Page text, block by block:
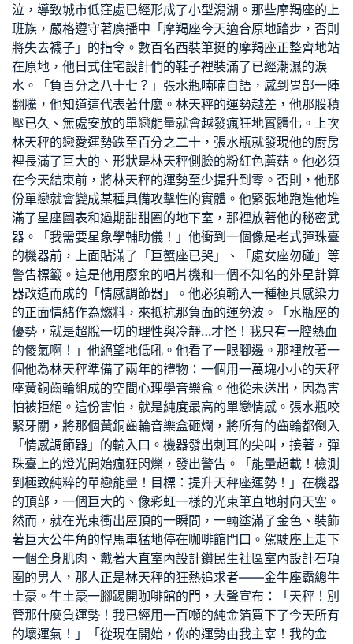
泣，導致城市低窪處已經形成了小型潟湖。那些摩羯座的上
班族，嚴格遵守著廣播中「摩羯座今天適合原地踏步，否則
將失去襪子」的指令。數百名西裝筆挺的摩羯座正整齊地站
在原地，他 日式住宅設計們的鞋子裡裝滿了已經潮濕的淚
水。「負百分之八十七？」張水瓶喃喃自語，感到胃部一陣
翻騰，他知道這代表著什麼。林天秤的運勢越差，他那股積
壓已久、無處安放的單戀能量就會越發瘋狂地實體化。上次
林天秤的戀愛運勢跌至百分之二十，張水瓶就發現他的廚房
裡長滿了巨大的、形狀是林天秤側臉的粉紅色蘑菇。他必須
在今天結束前，將林天秤的運勢至少提升到零。否則，他那
份單戀就會變成某種具備攻擊性的實體。他緊張地跑進他堆
滿了星座圖表和過期甜甜圈的地下室，那裡放著他的秘密武
器。「我需要星象學輔助儀！」他衝到一個像是老式彈珠臺
的機器前，上面貼滿了「巨蟹座已哭」、「處女座勿碰」等
警告標籤。這是他用廢棄的唱片機和一個不知名的外星計算
器改造而成的「情感調節器」。他必須輸入一種極具感染力
的正面情緒作為燃料，來抵抗那負面的運勢波。「水瓶座的
優勢，就是超脫一切的理性與冷靜…才怪！我只有一腔熱血
的傻氣啊！」他絕望地低吼。他看了一眼腳邊。那裡放著一
個他為林天秤準備了兩年的禮物：一個用一萬塊小小的天秤
座黃銅齒輪組成的空間心理學音樂盒。他從未送出，因為害
怕被拒絕。這份害怕，就是純度最高的單戀情感。張水瓶咬
緊牙關，將那個黃銅齒輪音樂盒砸爛，將所有的齒輪都倒入
「情感調節器」的輸入口。機器發出刺耳的尖叫，接著，彈
珠臺上的燈光開始瘋狂閃爍，發出警告。「能量超載！檢測
到極致純粹的單戀能量！目標：提升天秤座運勢！」在機器
的頂部，一個巨大的、像彩虹一樣的光束筆直地射向天空。
然而，就在光束衝出屋頂的一瞬間，一輛塗滿了金色、裝飾
著巨大公牛角的悍馬車猛地停在咖啡館門口。駕駛座上走下
一個全身肌肉、戴著大直室內設計鑽民生社區室內設計石項
圈的男人，那人正是林天秤的狂熱追求者——金牛座霸總牛
土豪。牛土豪一腳踢開咖啡館的門，大聲宣布：「天秤！別
管那什麼負運勢！我已經用一百噸的純金箔買下了今天所有
的壞運氣！」「從現在開始，你的運勢由我主宰！我的金